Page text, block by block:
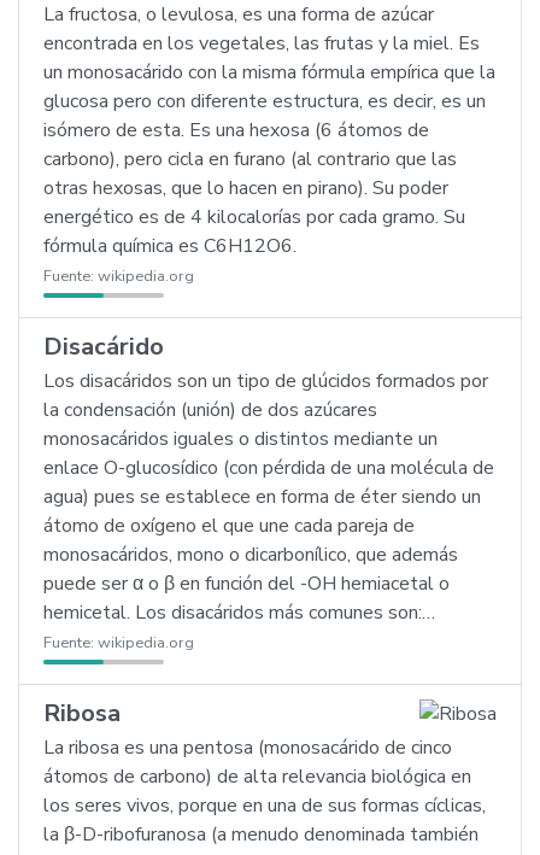
La fructosa, o levulosa, es una forma de azúcar
encontrada en los vegetales, las frutas y la miel. Es
un monosacárido con la misma fórmula empírica que la
glucosa pero con diferente estructura, es decir, es un
isómero de esta. Es una hexosa (6 átomos de
carbono), pero cicla en furano (al contrario que las
otras hexosas, que lo hacen en pirano). Su poder
energético es de 4 kilocalorías por cada gramo. Su
fórmula química es C6H12O6.
Fuente: wikipedia.org
Disacárido
Los disacáridos son un tipo de glúcidos formados por
la condensación (unión) de dos azúcares
monosacáridos iguales o distintos mediante un
enlace O-glucosídico (con pérdida de una molécula de
agua) pues se establece en forma de éter siendo un
átomo de oxígeno el que une cada pareja de
monosacáridos, mono o dicarbonílico, que además
puede ser α o β en función del -OH hemiacetal o
hemicetal. Los disacáridos más comunes son:…
Fuente: wikipedia.org
Ribosa
La ribosa es una pentosa (monosacárido de cinco
átomos de carbono) de alta relevancia biológica en
los seres vivos, porque en una de sus formas cíclicas,
la β-D-ribofuranosa (a menudo denominada también